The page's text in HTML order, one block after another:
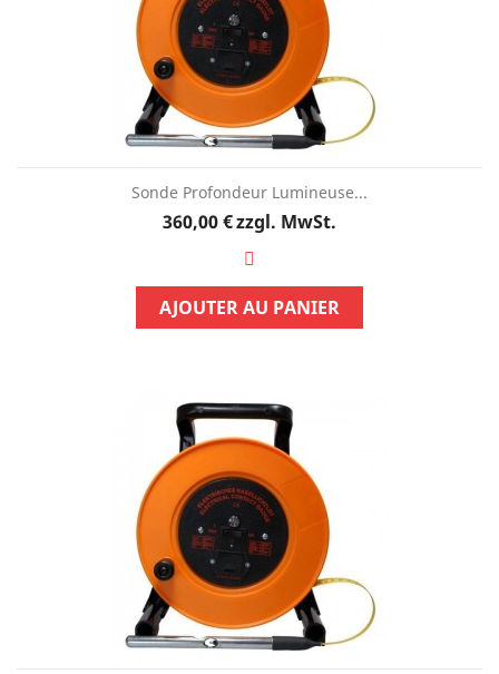
Sonde Profondeur Lumineuse...
Preis
360,00 €zzgl. MwSt.
AJOUTER AU PANIER